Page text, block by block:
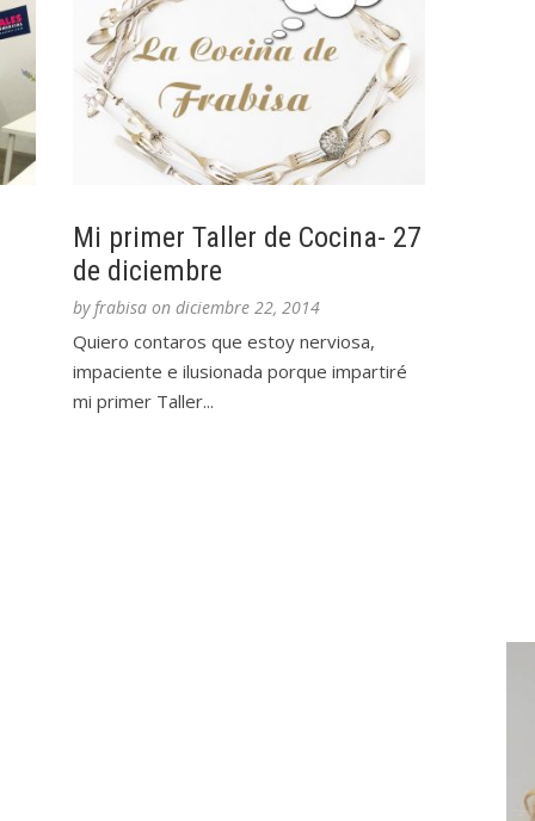
Mi primer Taller de Cocina- 27
de diciembre
byfrabisa on diciembre 22, 2014
Quiero contaros que estoy nerviosa,
impaciente e ilusionada porque impartiré
mi primer Taller...